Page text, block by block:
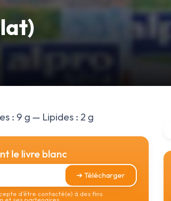
: 9 g — Lipides : 2 g
le livre blanc
➔ Télécharger
d’être contacté(e) à des fins